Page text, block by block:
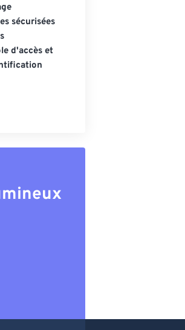
sécurisées
d'accès et